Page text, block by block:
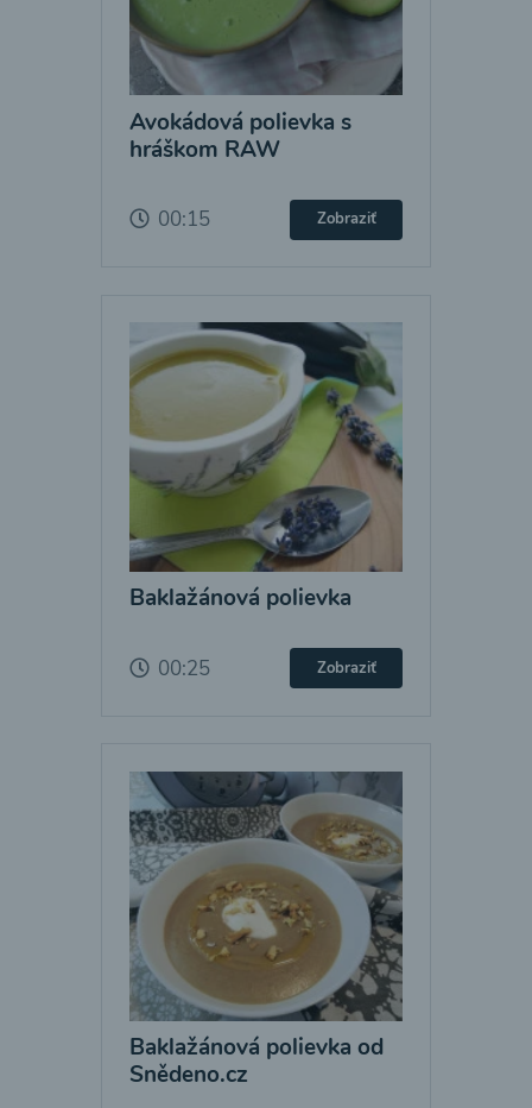
Avokádová polievka s
hráškom RAW
00:15 Zobraziť
Baklažánová polievka
00:25 Zobraziť
Baklažánová polievka od
Snědeno.cz